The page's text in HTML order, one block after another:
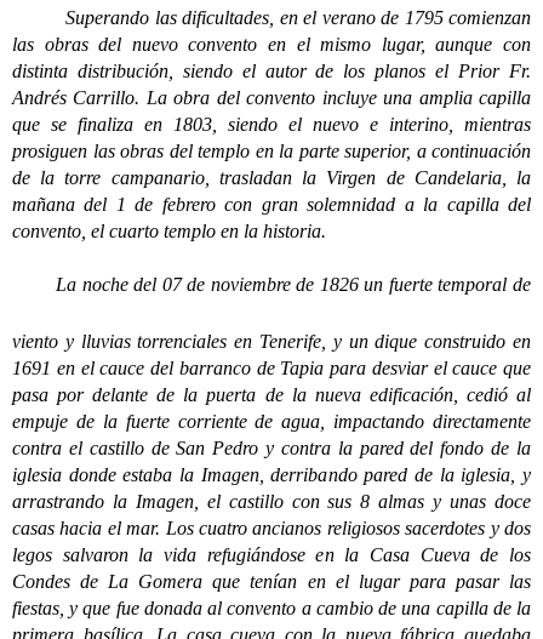
Superando las dificultades, en el verano de 1795 comienzan
las obras del nuevo convento en el mismo lugar, aunque con
distinta distribución, siendo el autor de los planos el Prior Fr.
Andrés Carrillo. La obra del convento incluye una amplia capilla
que se finaliza en 1803, siendo el nuevo e interino, mientras
prosiguen las obras del templo en la parte superior, a continuación
de la torre campanario, trasladan la Virgen de Candelaria, la
mañana del 1 de febrero con gran solemnidad a la capilla del
convento, el cuarto templo en la historia.
La noche del 07 de noviembre de 1826 un fuerte temporal de
viento y lluvias torrenciales en Tenerife, y un dique construido en
1691 en el cauce del barranco de Tapia para desviar el cauce que
pasa por delante de la puerta de la nueva edificación, cedió al
empuje de la fuerte corriente de agua, impactando directamente
contra el castillo de San Pedro y contra la pared del fondo de la
iglesia donde estaba la Imagen, derribando pared de la iglesia, y
arrastrando la Imagen, el castillo con sus 8 almas y unas doce
casas hacia el mar. Los cuatro ancianos religiosos sacerdotes y dos
legos salvaron la vida refugiándose en la Casa Cueva de los
Condes de La Gomera que tenían en el lugar para pasar las
fiestas, y que fue donada al convento a cambio de una capilla de la
primera basílica. La casa cueva con la nueva fábrica quedaba